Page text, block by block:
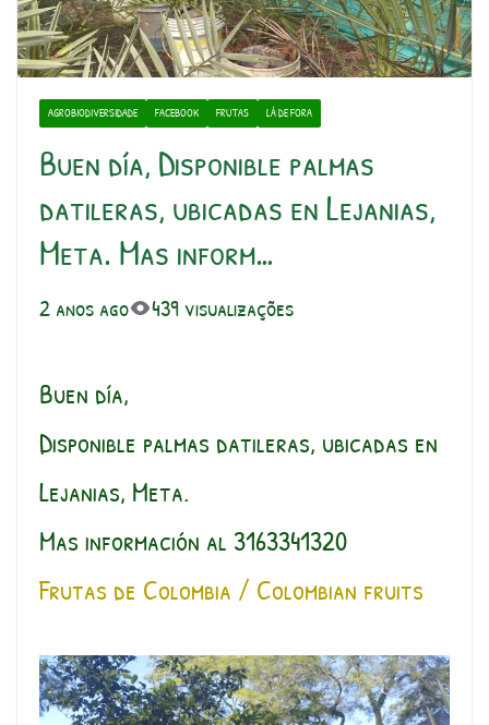
AGROBIODIVERSIDADE FACEBOOK FRUTAS LÁ DE FORA
Buen día, Disponible palmas
datileras, ubicadas en Lejanias,
Meta. Mas inform…
2 anos ago 439 visualizações
Buen día,
Disponible palmas datileras, ubicadas en
Lejanias, Meta.
Mas información al 3163341320
Frutas de Colombia / Colombian fruits